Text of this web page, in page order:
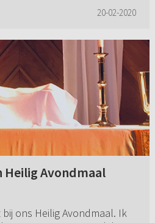
20-02-2020
Heilig Avondmaal
ons Heilig Avondmaal. Ik